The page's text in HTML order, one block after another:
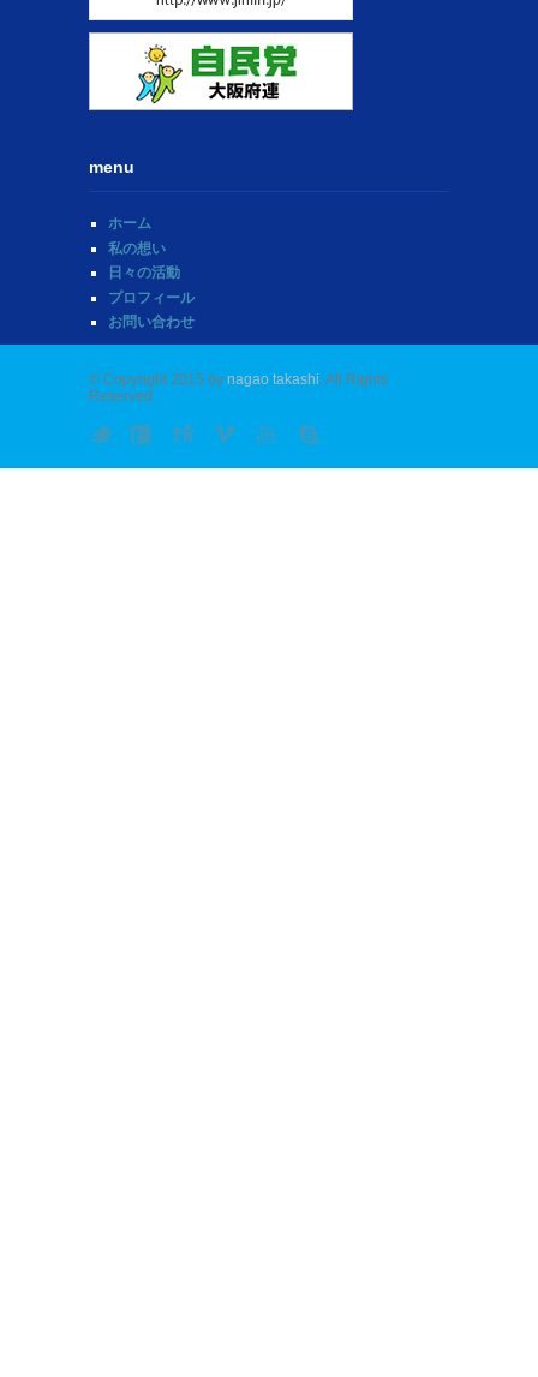
menu
ホーム
私の想い
日々の活動
プロフィール
お問い合わせ
© Copyright 2015 by nagao takashi. All Rights
Reserved.